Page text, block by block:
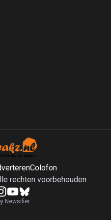
Colofon
rechten voorbehouden
Newsifier